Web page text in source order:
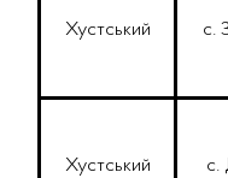
Хустський с.
Хустський с.